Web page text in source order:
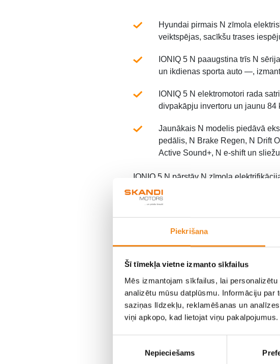
Piekrišana
Šī tīmekļa vietne izmanto sīkfailus
Mēs izmantojam sīkfailus, lai
analizētu mūsu datplūsmu. Informāciju
saziņas līdzekļu, reklamēšanas un
viņi apkopo, kad lietojat viņu pakalpojumus.
Nepieciešams
Hyundai pirmais N zīmola
veiktspējas, sacīkšu trases
IONIQ 5 N paaugstina trīs N
un ikdienas sporta auto —,
IONIQ 5 N elektromotori rada
divpakāpju invertoru un jaunu 84
Jaunākais N modelis piedāvā
pedālis, N Brake Regen, N Drift
Active Sound+, N e-shift un
IONIQ 5 N pārstāv N zīmola
braukšanas aizraušanos uz ceļa un
nākamie elektrificētie N modeļi.